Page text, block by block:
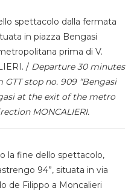
spettacolo dalla fermata
in piazza Bengasi
prima di V.
/ Departure 30 minutes
stop no. 909 “Bengasi
at the exit of the metro
MONCALIERI.
la fine dello spettacolo,
94”, situata in via
de Filippo a Moncalieri